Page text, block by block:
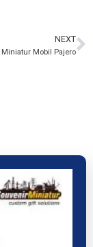
NEXT
Miniatur Mobil Pajero